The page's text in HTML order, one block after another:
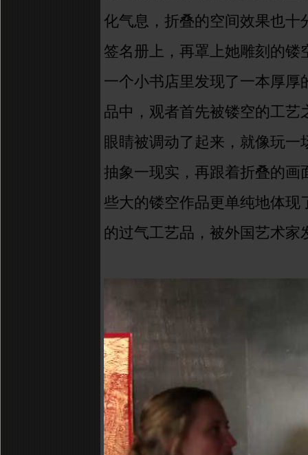
化气息，折叠的空间效果也
签名册上，再罩上她雕刻的
一个小书店里发现了一本厚厚
品中，观者首先被镂空的工
眼睛被调动了起来，就像玩
抽象一现实，再跟着折叠的
些大的镂空作品更单纯地体
的过气工艺品，被外国艺术